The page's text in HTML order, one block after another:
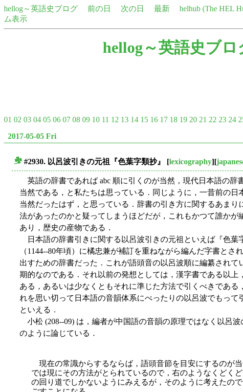
hellog～英語史ブログ 前の日 次の日 最新 helhub (The HEL
ム表示
hellog～英語史ブロ
01 02 03 04 05 06 07 08 09 10 11 12 13 14 15 16 17 18 19 20 21 22 23 24
2017-05-05 Fri
#2930. 以呂波引きの元祖『色葉字類抄』 [lexicography][
英語の辞書であれば abc 順に引くのが当然，現代日本語の辞
当然である，と私たちは思っている．同じように，一昔前の
当然だったはず，と思っている．辞書の引き方に関するあま
法があったのかと疑ってしまうほどだが，これもかつて誰かが
あり，歴史の産物である．
日本語の辞書引きに関する以呂波引きの元祖といえば『色葉
（1144--80年頃）に橘忠兼が補訂を重ねながら編んだ字書とさ
出すための辞書だった．これが語頭音の以呂波順に編纂され
期的なのである．それ以前の発想としては，漢字書である以上
ある，あるいは少なくともそれに準じた方法で引くべきである
れを思い切って日本語の音韻体系にべったりの以呂波でもって
といえる．
小松 (208--09) は，編者が中国語の音韻の原理ではなく以呂
のように論じている．
現在の常識からするならば，語頭音節を目安にするのが当
では現にその方法がとられているので，右のようなくどく
の回り道でしかないようにみえるが，そのように考えたの